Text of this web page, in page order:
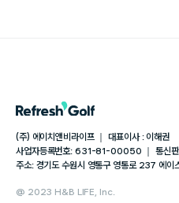
(주) 에이치앤비라이프 ｜ 대표이사 : 이해권
사업자등록번호: 631-81-00050 ｜ 통신
주소: 경기도 수원시 영통구 영통로 237 에이
@ 2023 H&B LIFE, Inc.